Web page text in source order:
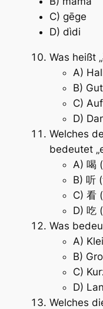
C) gēge
D) dìdi
Was heißt
A)
B)
C)
D)
Welches
bedeutet
A) 喝
B) 听
C) 看
D) 吃
Was
A)
B)
C)
D)
Welches